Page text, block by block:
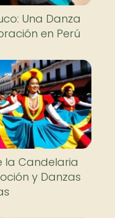
Una Danza
en Perú
la Candelaria
y Danzas